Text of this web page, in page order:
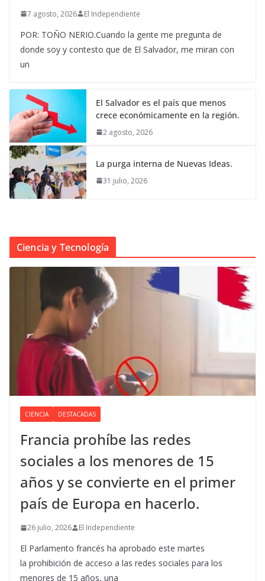
7 agosto, 2026 El Independiente
POR: TOÑO NERIO.Cuando la gente me pregunta de
donde soy y contesto que de El Salvador, me miran con
un
El Salvador es el país que menos
crece económicamente en la región.
2 agosto, 2026
La purga interna de Nuevas Ideas.
31 julio, 2026
Ciencia y Tecnología
CIENCIA DESTACADAS
Francia prohíbe las redes
sociales a los menores de 15
años y se convierte en el primer
país de Europa en hacerlo.
26 julio, 2026 El Independiente
El Parlamento francés ha aprobado este martes
la prohibición de acceso a las redes sociales para los
menores de 15 años, una